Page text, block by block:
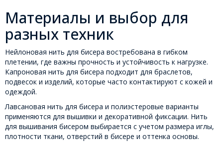
Материалы и выбор для
разных техник
Нейлоновая нить для бисера востребована в гибком
плетении, где важны прочность и устойчивость к нагрузке.
Капроновая нить для бисера подходит для браслетов,
подвесок и изделий, которые часто контактируют с кожей и
одеждой.
Лавсановая нить для бисера и полиэстеровые варианты
применяются для вышивки и декоративной фиксации. Нить
для вышивания бисером выбирается с учетом размера иглы,
плотности ткани, отверстий в бисере и оттенка основы.